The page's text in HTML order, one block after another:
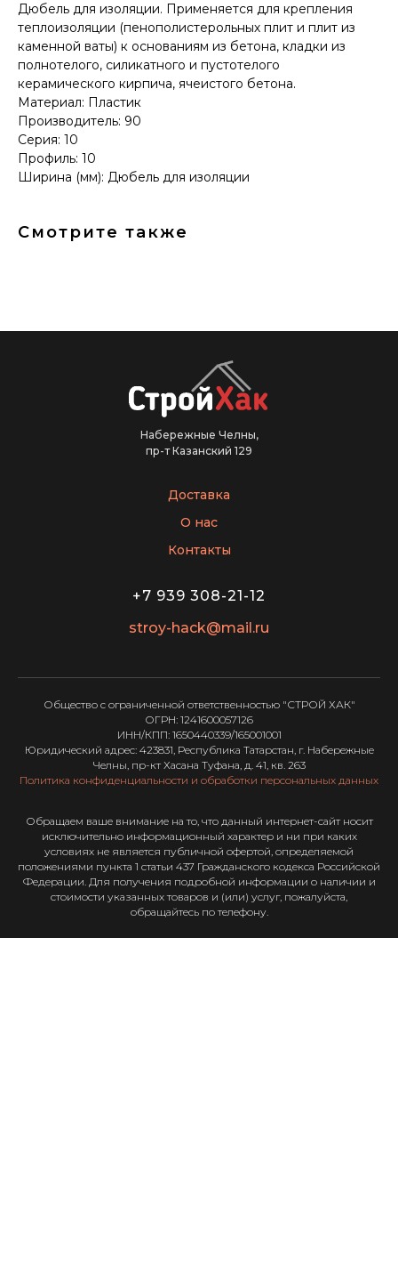
Дюбель для изоляции. Применяется для крепления
теплоизоляции (пенополистерольных плит и плит из
каменной ваты) к основаниям из бетона, кладки из
полнотелого, силикатного и пустотелого
керамического кирпича, ячеистого бетона.
Материал: Пластик
Производитель: 90
Серия: 10
Профиль: 10
Ширина (мм): Дюбель для изоляции
Смотрите также
Набережные Челны,
пр-т Казанский 129
Доставка
О нас
Контакты
+7 939 308-21-12
stroy-hack@mail.ru
Общество с ограниченной ответственностью "СТРОЙ ХАК"
ОГРН: 1241600057126
ИНН/КПП: 1650440339/165001001
Юридический адрес: 423831, Республика Татарстан, г. Набережные
Челны, пр-кт Хасана Туфана, д. 41, кв. 263
Политика конфиденциальности и обработки персональных данных
Обращаем ваше внимание на то, что данный интернет-сайт носит
исключительно информационный характер и ни при каких
условиях не является публичной офертой, определяемой
положениями пункта 1 статьи 437 Гражданского кодекса Российской
Федерации. Для получения подробной информации о наличии и
стоимости указанных товаров и (или) услуг, пожалуйста,
обращайтесь по телефону.